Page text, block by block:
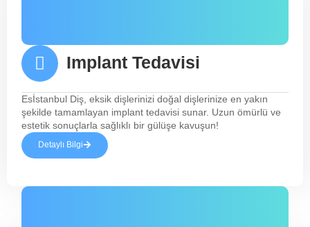
Implant Tedavisi
Esİstanbul Diş, eksik dişlerinizi doğal dişlerinize en yakın
şekilde tamamlayan implant tedavisi sunar. Uzun ömürlü ve
estetik sonuçlarla sağlıklı bir gülüşe kavuşun!
Detaylı Bilgi